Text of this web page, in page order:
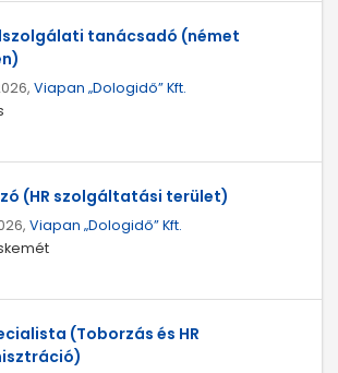
tanácsadó (német
Viapan „Dologidő” Kft.
(HR szolgáltatási terület)
Viapan „Dologidő” Kft.
(Toborzás és HR